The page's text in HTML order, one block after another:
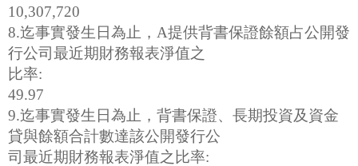
10,307,720
8.迄事實發生日為止，A提供背書保證餘額占公開發
行公司最近期財務報表淨值之
比率:
49.97
9.迄事實發生日為止，背書保證、長期投資及資金
貸與餘額合計數達該公開發行公
司最近期財務報表淨值之比率: